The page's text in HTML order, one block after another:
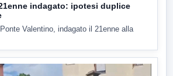
indagato: ipotesi duplice
Valentino, indagato il 21enne alla